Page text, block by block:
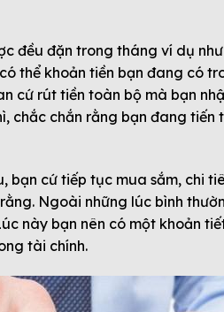
đều đặn trong tháng ví dụ
thể khoản tiền bạn đang có
cứ rút tiền toàn bộ mà bạn
chắc chắn rằng bạn đang tiến
cứ tiếp tục mua sắm, chi
Ngoài những lúc bình
này bạn nên có một khoản
tài chính.